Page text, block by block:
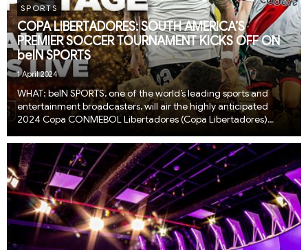
SPORTS
COPA LIBERTADORES: SOUTH AMERICA’S
PREMIER SOCCER TOURNAMENT KICKS OFF ON
beIN SPORTS
1 April 2024
WHAT: beIN SPORTS, one of the world’s leading sports and
entertainment broadcasters, will air the highly anticipated
2024 Copa CONMEBOL Libertadores (Copa Libertadores)
America are gearing up to watch the th...